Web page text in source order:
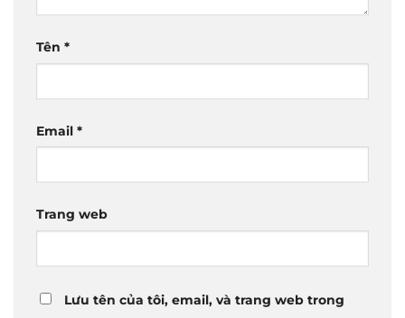
Tên *
Email *
Trang web
Lưu tên của tôi, email, và trang web trong